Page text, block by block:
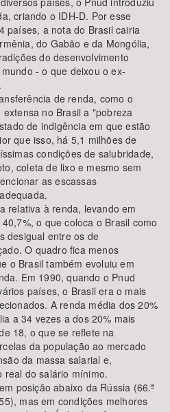
BUSCAR
criando o IDH-D. Por esse
países, a nota do Brasil cairia
do Gabão e da Mongólia,
do desenvolvimento
- o que deixou o ex-
de renda, como o
no Brasil a "pobreza
de indigência em que estão
que isso, há 5,1 milhões de
condições de salubridade,
coleta de lixo e mesmo sem
as escassas
relativa à renda, levando em
o que coloca o Brasil como
desigual entre os de
O quadro fica menos
o Brasil também evoluiu em
Em 1990, quando o Pnud
países, o Brasil era o mais
A renda média dos 20%
a 34 vezes a dos 20% mais
18, o que se reflete na
da população ao mercado
da massa salarial e,
real do salário mínimo.
posição abaixo da Rússia (66.ª
mas em condições melhores